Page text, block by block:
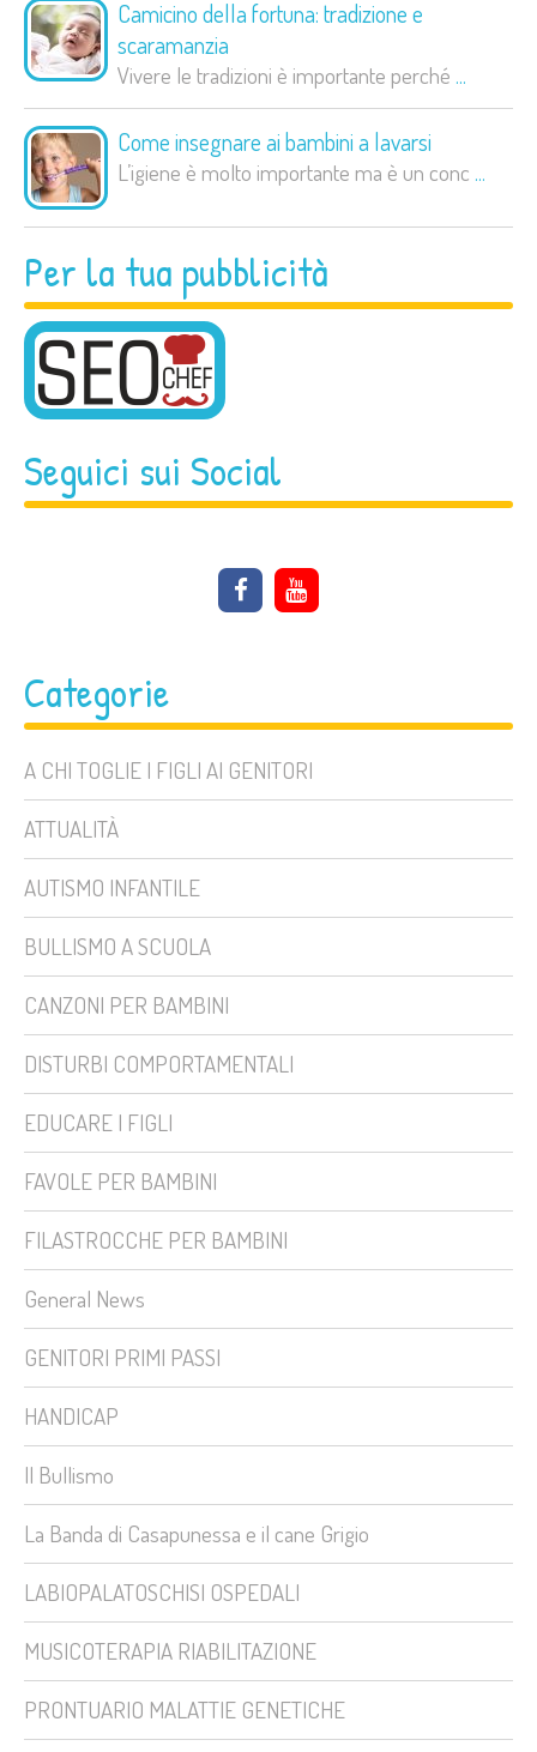
Camicino della fortuna: tradizione e
scaramanzia
Vivere le tradizioni è importante perché ...
Come insegnare ai bambini a lavarsi
L’igiene è molto importante ma è un conc ...
Per la tua pubblicità
Seguici sui Social
Categorie
A CHI TOGLIE I FIGLI AI GENITORI
ATTUALITÀ
AUTISMO INFANTILE
BULLISMO A SCUOLA
CANZONI PER BAMBINI
DISTURBI COMPORTAMENTALI
EDUCARE I FIGLI
FAVOLE PER BAMBINI
FILASTROCCHE PER BAMBINI
General News
GENITORI PRIMI PASSI
HANDICAP
Il Bullismo
La Banda di Casapunessa e il cane Grigio
LABIOPALATOSCHISI OSPEDALI
MUSICOTERAPIA RIABILITAZIONE
PRONTUARIO MALATTIE GENETICHE